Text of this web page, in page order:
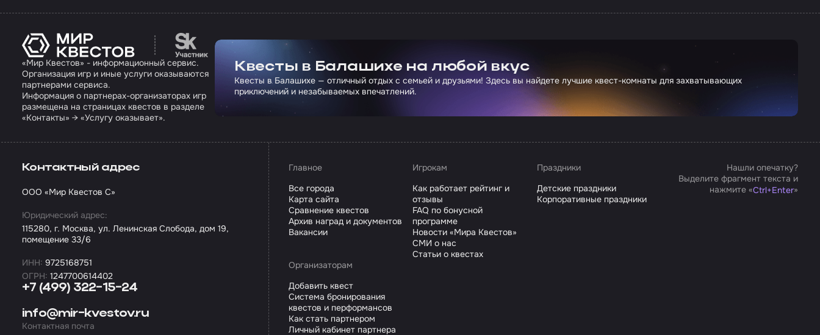
Перейти на сайт партнера Сколково
«Мир Квестов» - информационный сервис.
Организация игр и иные услуги оказываются
партнерами сервиса.
Информация о партнерах-организаторах игр
размещена на страницах квестов в разделе
«Контакты» → «Услугу оказывает».
Квесты в Балашихе на любой вкус
Квесты в Балашихе — отличный отдых с семьей и друзьями! Здесь вы найдете лучшие квест-комнаты для захватывающих
приключений и незабываемых впечатлений.
+7 (499) 322-15-24
info@mir-kvestov.ru
Контактная почта
Контактный адрес
ООО «Мир Квестов С»
Юридический адрес:
115280, г. Москва, ул. Ленинская Слобода, дом 19,
помещение 33/6
ИНН: 9725168751
ОГРН: 1247700614402
Главное
Все города
Карта сайта
Сравнение квестов
Архив наград и документов
Вакансии
Игрокам
Как работает рейтинг и
отзывы
FAQ по бонусной
программе
Новости «Мира Квестов»
СМИ о нас
Статьи о квестах
Праздники
Детские праздники
Корпоративные праздники
Организаторам
Добавить квест
Система бронирования
квестов и перформансов
Как стать партнером
Личный кабинет партнера
Нашли опечатку?
Выделите фрагмент текста и
нажмите «Ctrl+Enter»